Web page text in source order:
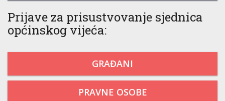
Prijave za prisustvovanje sjednica
općinskog vijeća:
GRAĐANI
PRAVNE OSOBE